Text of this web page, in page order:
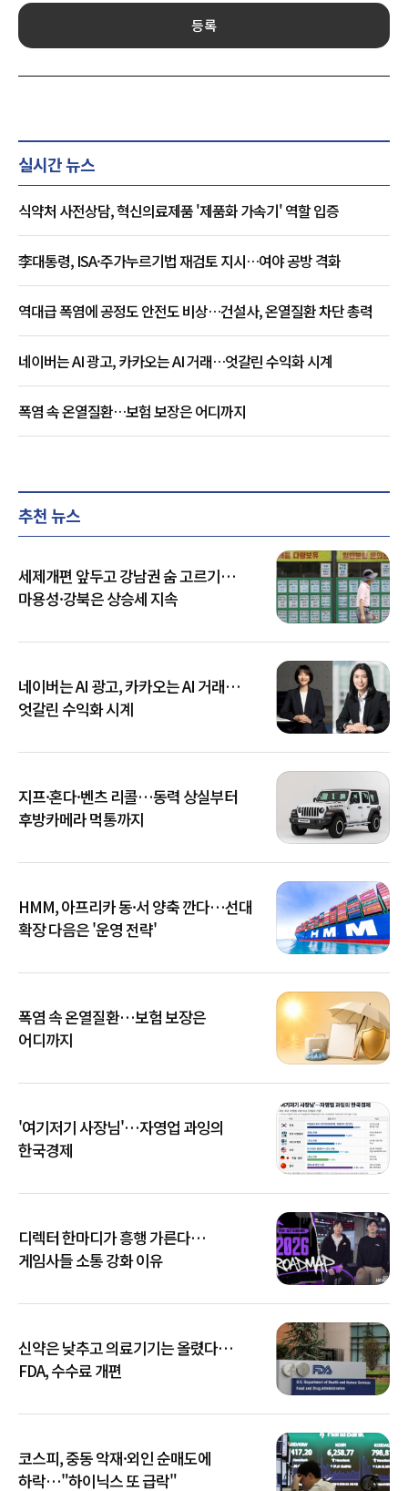
등록
실시간 뉴스
식약처 사전상담, 혁신의료제품 '제품화 가속기' 역할 입증
李대통령, ISA·주가누르기법 재검토 지시…여야 공방 격화
역대급 폭염에 공정도 안전도 비상…건설사, 온열질환 차단 총력
네이버는 AI 광고, 카카오는 AI 거래…엇갈린 수익화 시계
폭염 속 온열질환…보험 보장은 어디까지
추천 뉴스
세제개편 앞두고 강남권 숨 고르기…
마용성·강북은 상승세 지속
네이버는 AI 광고, 카카오는 AI 거래…
엇갈린 수익화 시계
지프·혼다·벤츠 리콜…동력 상실부터
후방카메라 먹통까지
HMM, 아프리카 동·서 양축 깐다…선대
확장 다음은 '운영 전략'
폭염 속 온열질환…보험 보장은
어디까지
'여기저기 사장님'…자영업 과잉의
한국경제
디렉터 한마디가 흥행 가른다…
게임사들 소통 강화 이유
신약은 낮추고 의료기기는 올렸다…
FDA, 수수료 개편
코스피, 중동 악재·외인 순매도에
하락…"하이닉스 또 급락"